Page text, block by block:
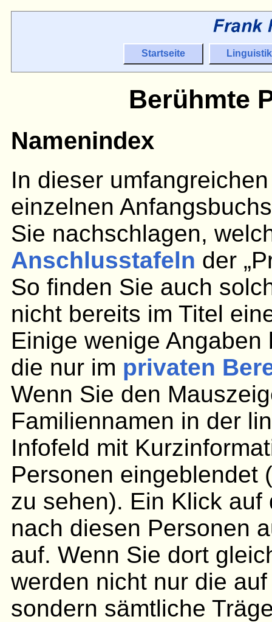
Startseite Linguistik
Berühmte
Namenindex
In dieser
einzelnen
Sie nachschlagen,
Anschlusstafeln der
So finden Sie auch
nicht bereits im Titel
Einige wenige
die nur im privaten
Wenn Sie den
Familiennamen in der
Infofeld mit
Personen eingeblendet
zu sehen). Ein Klick
nach diesen Personen
auf. Wenn Sie dort
werden nicht nur die
sondern sämtliche